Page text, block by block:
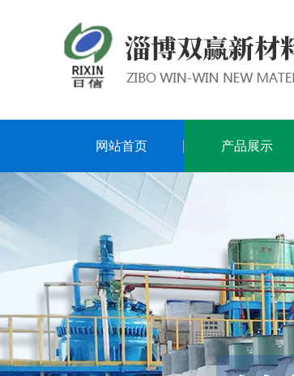
网站首页 产品展示